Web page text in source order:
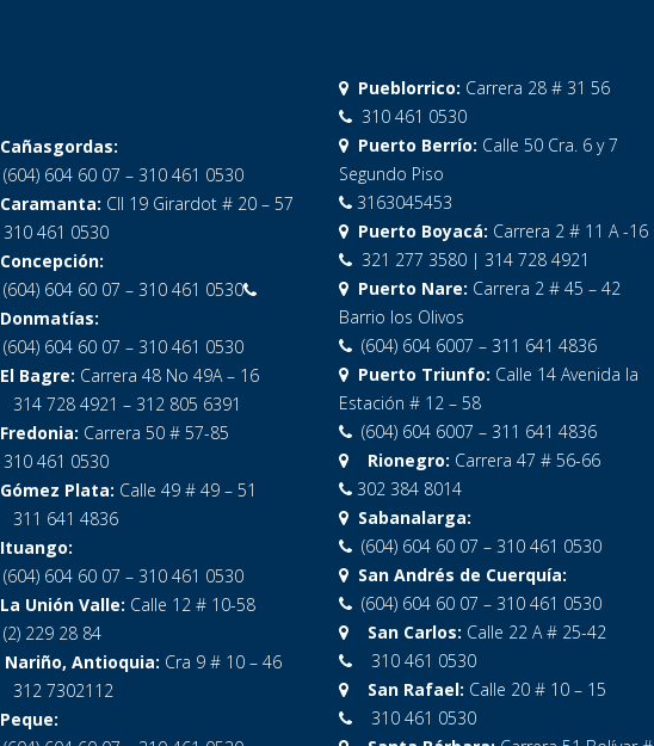
Cañasgordas:
(604) 604 60 07 – 310 461 0530
Caramanta: Cll 19 Girardot # 20 – 57
310 461 0530
Concepción:
(604) 604 60 07 – 310 461 0530
Donmatías:
(604) 604 60 07 – 310 461 0530
El Bagre: Carrera 48 No 49A – 16
314 728 4921 – 312 805 6391
Fredonia: Carrera 50 # 57-85
310 461 0530
Gómez Plata: Calle 49 # 49 – 51
311 641 4836
Ituango:
(604) 604 60 07 – 310 461 0530
La Unión Valle: Calle 12 # 10-58
(2) 229 28 84
Nariño, Antioquia: Cra 9 # 10 – 46
312 7302112
Peque:
Pueblorrico: Carrera 28 # 31 56
310 461 0530
Puerto Berrío: Calle 50 Cra. 6 y 7
Segundo Piso
3163045453
Puerto Boyacá: Carrera 2 # 11 A -16
321 277 3580 | 314 728 4921
Puerto Nare: Carrera 2 # 45 – 42
Barrio los Olivos
(604) 604 6007 – 311 641 4836
Puerto Triunfo: Calle 14 Avenida la
Estación # 12 – 58
(604) 604 6007 – 311 641 4836
Rionegro: Carrera 47 # 56-66
302 384 8014
Sabanalarga:
(604) 604 60 07 – 310 461 0530
San Andrés de Cuerquía:
(604) 604 60 07 – 310 461 0530
San Carlos: Calle 22 A # 25-42
310 461 0530
San Rafael: Calle 20 # 10 – 15
310 461 0530